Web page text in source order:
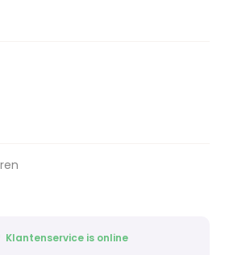
Klantenservice is online